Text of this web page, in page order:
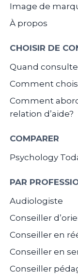
Image de
À propos
CHOISIR DE
Quand
Comment
Comment
relation d’aide?
COMPARER
Psychology
PAR
Audiologiste
Conseiller
Conseiller en
Conseiller en
Conseiller